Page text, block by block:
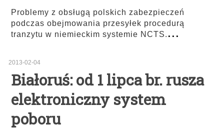
Problemy z obsługą polskich zabezpieczeń
podczas obejmowania przesyłek procedurą
tranzytu w niemieckim systemie NCTS....
2013-02-04
Białoruś: od 1 lipca br. rusza
elektroniczny system
poboru